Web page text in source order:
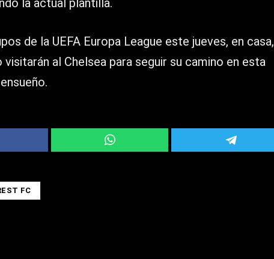
la actual plantilla.
de la UEFA Europa League este jueves, en casa,
al Chelsea para seguir su camino en esta
FC